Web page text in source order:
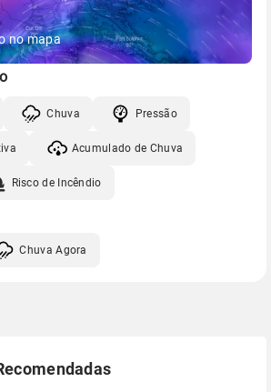
no mapa
Chuva Pressão
Acumulado de Chuva
Risco de Incêndio
Chuva Agora